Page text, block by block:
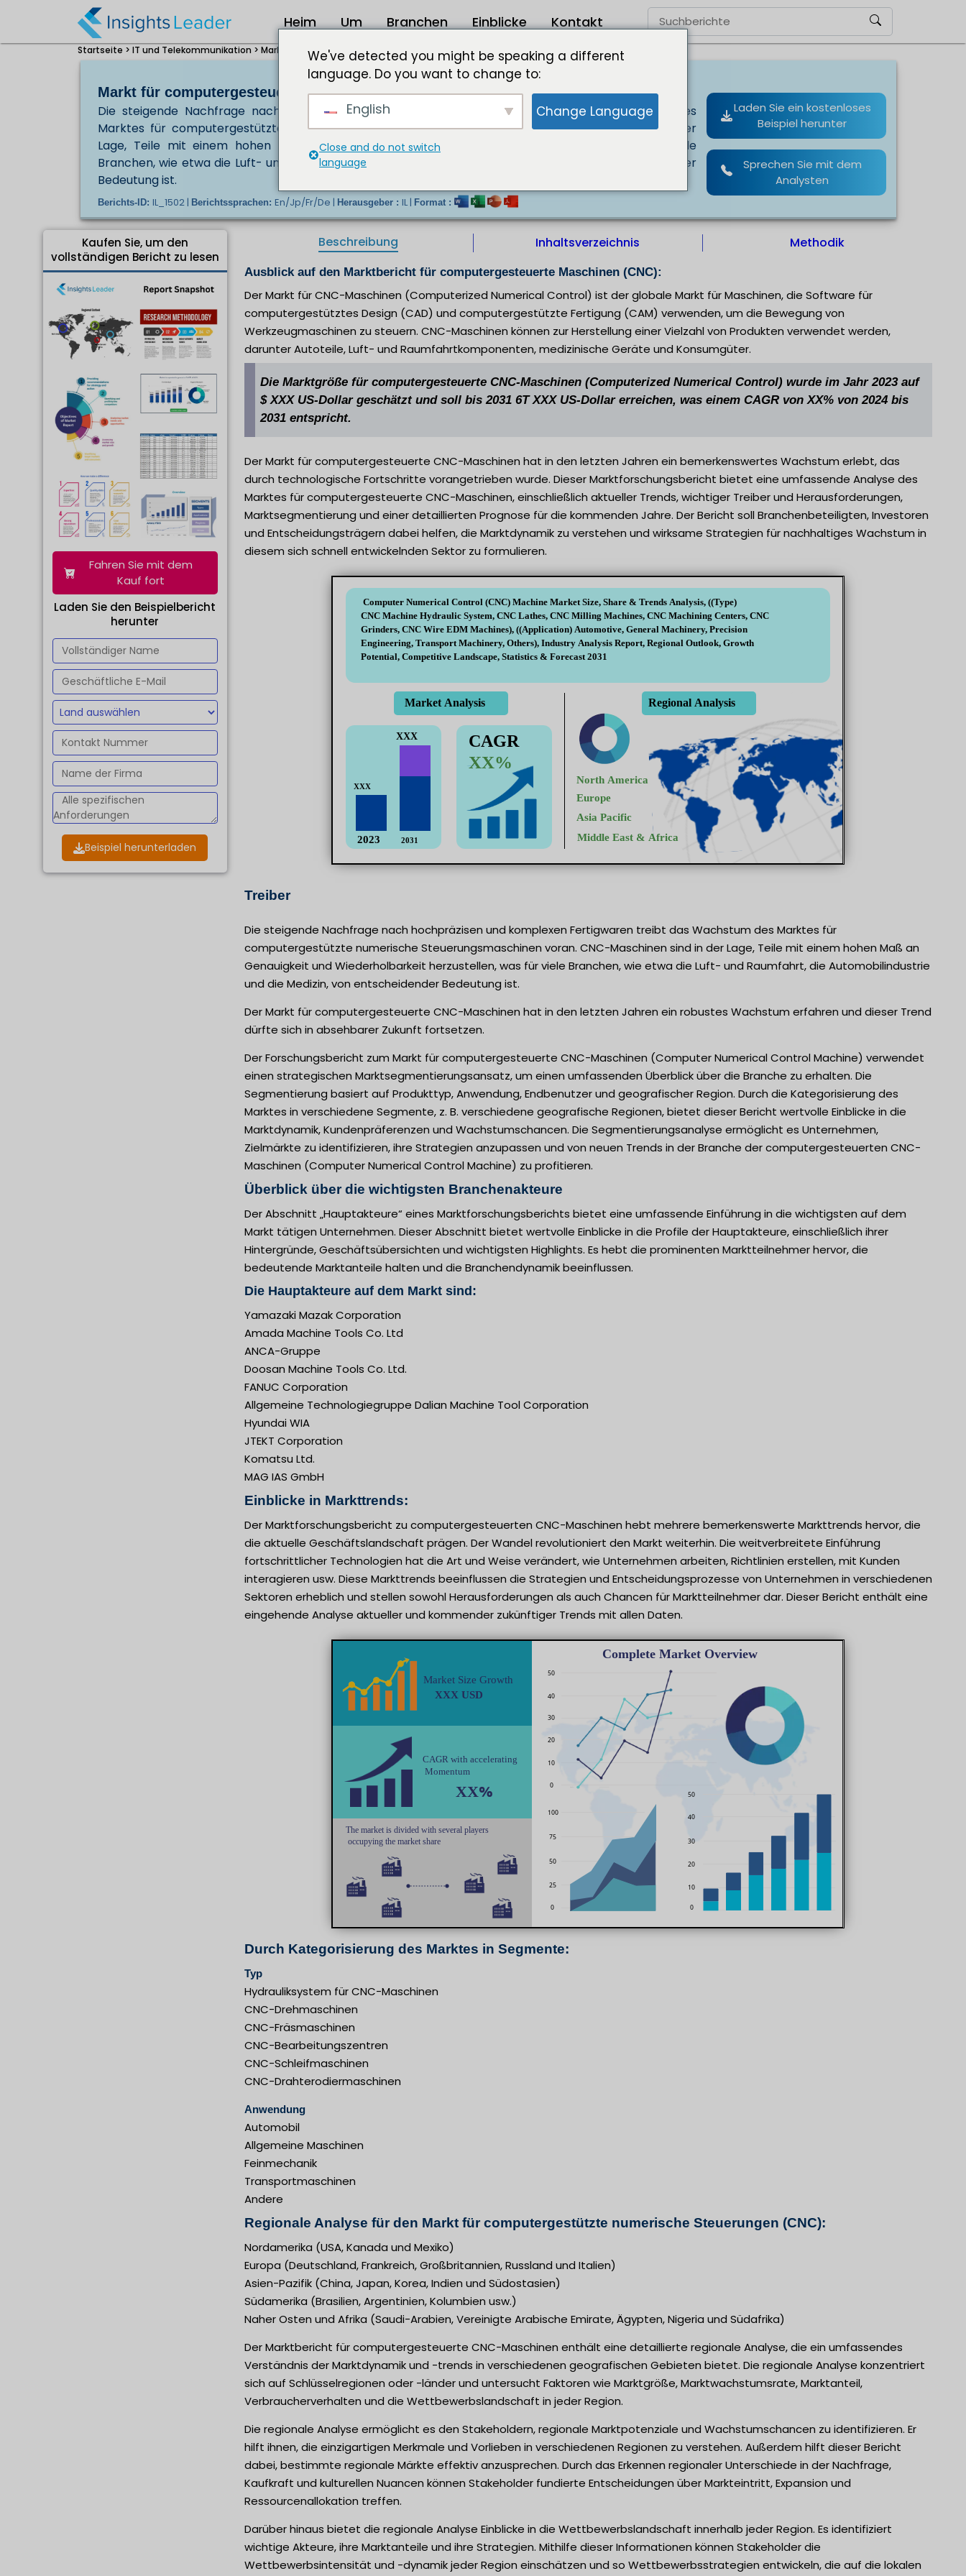
Heim Um Branchen Einblicke Kontakt
Startseite > IT und Telekommunikation > Marktgröße für computergesteuerte CNC-Maschinen 2024 bis 2031
Markt für computergesteuerte CNC-Maschinen Größe XXX USD bis 2030
Die steigende Nachfrage nach hochpräzisen und komplexen Fertigwaren treibt das Wachstum des
Marktes für computergestützte numerische Steuerungsmaschinen voran. CNC-Maschinen sind in der
Lage, Teile mit einem hohen Maß an Genauigkeit und Wiederholbarkeit herzustellen, was für viele
Branchen, wie etwa die Luft- und Raumfahrt, die Automobilindustrie und die Medizin, von entscheidender
Bedeutung ist.
Berichts-ID: IL_1502 | Berichtssprachen: En/Jp/Fr/De | Herausgeber : IL | Format :
Laden Sie ein kostenloses
Beispiel herunter
Sprechen Sie mit dem
Analysten
Kaufen Sie, um den
vollständigen Bericht zu lesen
Fahren Sie mit dem
Kauf fort
Laden Sie den Beispielbericht
herunter
Beispiel herunterladen
Beschreibung Inhaltsverzeichnis Methodik
Ausblick auf den Marktbericht für computergesteuerte Maschinen (CNC):
Der Markt für CNC-Maschinen (Computerized Numerical Control) ist der globale Markt für Maschinen, die Software für
computergestütztes Design (CAD) und computergestützte Fertigung (CAM) verwenden, um die Bewegung von
Werkzeugmaschinen zu steuern. CNC-Maschinen können zur Herstellung einer Vielzahl von Produkten verwendet werden,
darunter Autoteile, Luft- und Raumfahrtkomponenten, medizinische Geräte und Konsumgüter.
Die Marktgröße für computergesteuerte CNC-Maschinen (Computerized Numerical Control) wurde im Jahr 2023 auf
$ XXX US-Dollar geschätzt und soll bis 2031 6T XXX US-Dollar erreichen, was einem CAGR von XX% von 2024 bis
2031 entspricht.
Der Markt für computergesteuerte CNC-Maschinen hat in den letzten Jahren ein bemerkenswertes Wachstum erlebt, das
durch technologische Fortschritte vorangetrieben wurde. Dieser Marktforschungsbericht bietet eine umfassende Analyse des
Marktes für computergesteuerte CNC-Maschinen, einschließlich aktueller Trends, wichtiger Treiber und Herausforderungen,
Marktsegmentierung und einer detaillierten Prognose für die kommenden Jahre. Der Bericht soll Branchenbeteiligten, Investoren
und Entscheidungsträgern dabei helfen, die Marktdynamik zu verstehen und wirksame Strategien für nachhaltiges Wachstum in
diesem sich schnell entwickelnden Sektor zu formulieren.
Treiber
Die steigende Nachfrage nach hochpräzisen und komplexen Fertigwaren treibt das Wachstum des Marktes für
computergestützte numerische Steuerungsmaschinen voran. CNC-Maschinen sind in der Lage, Teile mit einem hohen Maß an
Genauigkeit und Wiederholbarkeit herzustellen, was für viele Branchen, wie etwa die Luft- und Raumfahrt, die Automobilindustrie
und die Medizin, von entscheidender Bedeutung ist.
Der Markt für computergesteuerte CNC-Maschinen hat in den letzten Jahren ein robustes Wachstum erfahren und dieser Trend
dürfte sich in absehbarer Zukunft fortsetzen.
Der Forschungsbericht zum Markt für computergesteuerte CNC-Maschinen (Computer Numerical Control Machine) verwendet
einen strategischen Marktsegmentierungsansatz, um einen umfassenden Überblick über die Branche zu erhalten. Die
Segmentierung basiert auf Produkttyp, Anwendung, Endbenutzer und geografischer Region. Durch die Kategorisierung des
Marktes in verschiedene Segmente, z. B. verschiedene geografische Regionen, bietet dieser Bericht wertvolle Einblicke in die
Marktdynamik, Kundenpräferenzen und Wachstumschancen. Die Segmentierungsanalyse ermöglicht es Unternehmen,
Zielmärkte zu identifizieren, ihre Strategien anzupassen und von neuen Trends in der Branche der computergesteuerten CNC-
Maschinen (Computer Numerical Control Machine) zu profitieren.
Überblick über die wichtigsten Branchenakteure
Der Abschnitt „Hauptakteure“ eines Marktforschungsberichts bietet eine umfassende Einführung in die wichtigsten auf dem
Markt tätigen Unternehmen. Dieser Abschnitt bietet wertvolle Einblicke in die Profile der Hauptakteure, einschließlich ihrer
Hintergründe, Geschäftsübersichten und wichtigsten Highlights. Es hebt die prominenten Marktteilnehmer hervor, die
bedeutende Marktanteile halten und die Branchendynamik beeinflussen.
Die Hauptakteure auf dem Markt sind:
Yamazaki Mazak Corporation
Amada Machine Tools Co. Ltd
ANCA-Gruppe
Doosan Machine Tools Co. Ltd.
FANUC Corporation
Allgemeine Technologiegruppe Dalian Machine Tool Corporation
Hyundai WIA
JTEKT Corporation
Komatsu Ltd.
MAG IAS GmbH
Einblicke in Markttrends:
Der Marktforschungsbericht zu computergesteuerten CNC-Maschinen hebt mehrere bemerkenswerte Markttrends hervor, die
die aktuelle Geschäftslandschaft prägen. Der Wandel revolutioniert den Markt weiterhin. Die weitverbreitete Einführung
fortschrittlicher Technologien hat die Art und Weise verändert, wie Unternehmen arbeiten, Richtlinien erstellen, mit Kunden
interagieren usw. Diese Markttrends beeinflussen die Strategien und Entscheidungsprozesse von Unternehmen in verschiedenen
Sektoren erheblich und stellen sowohl Herausforderungen als auch Chancen für Marktteilnehmer dar. Dieser Bericht enthält eine
eingehende Analyse aktueller und kommender zukünftiger Trends mit allen Daten.
Durch Kategorisierung des Marktes in Segmente:
Typ
Hydrauliksystem für CNC-Maschinen
CNC-Drehmaschinen
CNC-Fräsmaschinen
CNC-Bearbeitungszentren
CNC-Schleifmaschinen
CNC-Drahterodiermaschinen
Anwendung
Automobil
Allgemeine Maschinen
Feinmechanik
Transportmaschinen
Andere
Regionale Analyse für den Markt für computergestützte numerische Steuerungen (CNC):
Nordamerika (USA, Kanada und Mexiko)
Europa (Deutschland, Frankreich, Großbritannien, Russland und Italien)
Asien-Pazifik (China, Japan, Korea, Indien und Südostasien)
Südamerika (Brasilien, Argentinien, Kolumbien usw.)
Naher Osten und Afrika (Saudi-Arabien, Vereinigte Arabische Emirate, Ägypten, Nigeria und Südafrika)
Der Marktbericht für computergesteuerte CNC-Maschinen enthält eine detaillierte regionale Analyse, die ein umfassendes
Verständnis der Marktdynamik und -trends in verschiedenen geografischen Gebieten bietet. Die regionale Analyse konzentriert
sich auf Schlüsselregionen oder -länder und untersucht Faktoren wie Marktgröße, Marktwachstumsrate, Marktanteil,
Verbraucherverhalten und die Wettbewerbslandschaft in jeder Region.
Die regionale Analyse ermöglicht es den Stakeholdern, regionale Marktpotenziale und Wachstumschancen zu identifizieren. Er
hilft ihnen, die einzigartigen Merkmale und Vorlieben in verschiedenen Regionen zu verstehen. Außerdem hilft dieser Bericht
dabei, bestimmte regionale Märkte effektiv anzusprechen. Durch das Erkennen regionaler Unterschiede in der Nachfrage,
Kaufkraft und kulturellen Nuancen können Stakeholder fundierte Entscheidungen über Markteintritt, Expansion und
Ressourcenallokation treffen.
Darüber hinaus bietet die regionale Analyse Einblicke in die Wettbewerbslandschaft innerhalb jeder Region. Es identifiziert
wichtige Akteure, ihre Marktanteile und ihre Strategien. Mithilfe dieser Informationen können Stakeholder die
Wettbewerbsintensität und -dynamik jeder Region einschätzen und so Wettbewerbsstrategien entwickeln, die auf die lokalen
We've detected you might be speaking a different
language. Do you want to change to:
English Change Language
Close and do not switch
language